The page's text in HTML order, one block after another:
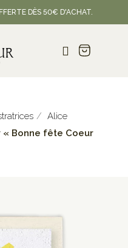
DÈS 50€ D'ACHAT.
Alice
« Bonne fête Coeur